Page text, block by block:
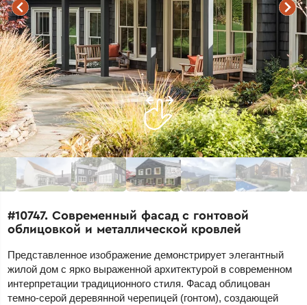
#10747. Современный фасад с гонтовой
облицовкой и металлической кровлей
Представленное изображение демонстрирует элегантный
жилой дом с ярко выраженной архитектурой в современном
интерпретации традиционного стиля. Фасад облицован
темно-серой деревянной черепицей (гонтом), создающей